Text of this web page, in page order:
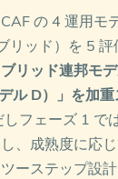
18%（4 WL
基幹 3 本を
マップ: Phase 1
築 + Rehost 試
Replace/Refactor
3（19〜36
+ クラウドネ
の 4 運用モ
リッド）を 5 評
ブリッド連邦モ
ル D）」を加
しフェーズ 1 で
、成熟度に応
ーステップ設計